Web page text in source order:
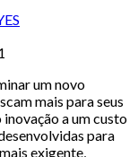
um novo
mais para seus
a um custo
para
exigente,